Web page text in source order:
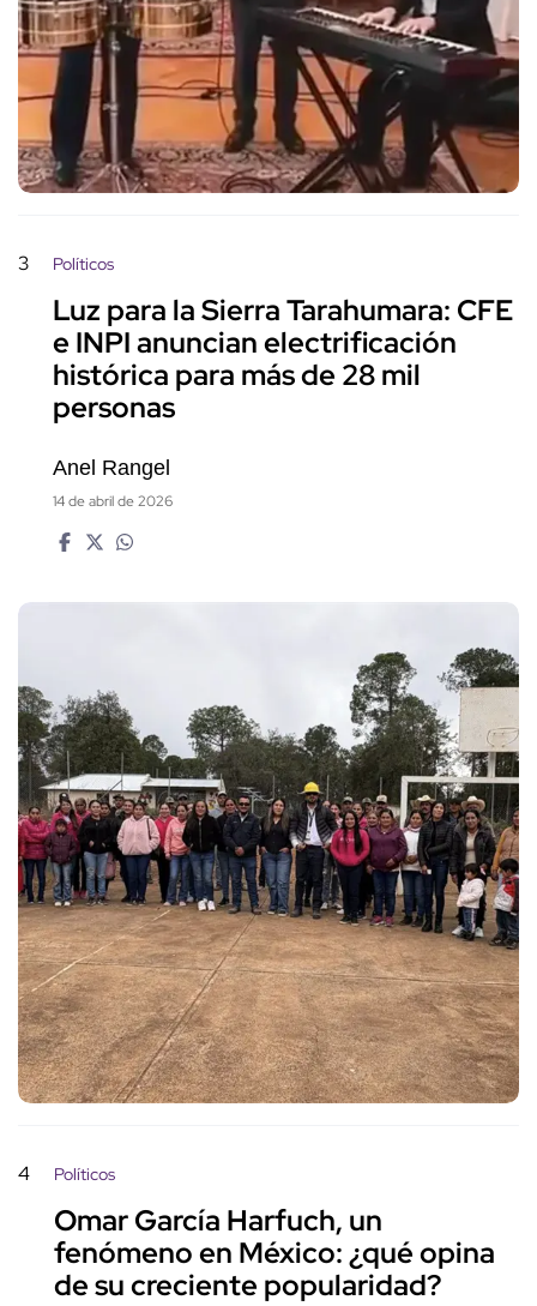
3 Políticos
Luz para la Sierra Tarahumara: CFE
e INPI anuncian electrificación
histórica para más de 28 mil
personas
Anel Rangel
14 de abril de 2026
4 Políticos
Omar García Harfuch, un
fenómeno en México: ¿qué opina
de su creciente popularidad?